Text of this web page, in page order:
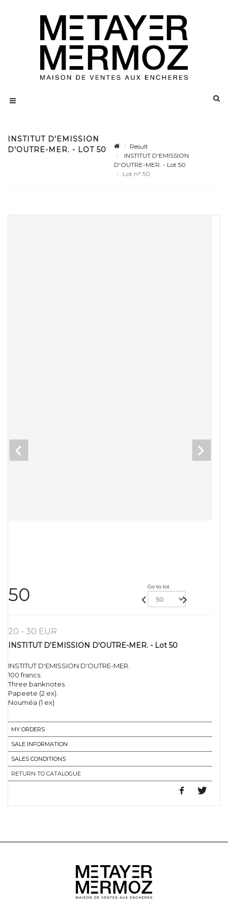
INSTITUT D'EMISSION
D'OUTRE-MER. - LOT 50
Result
INSTITUT D'EMISSION
D'OUTRE-MER. - Lot 50
Lot n° 50
50 Go to lot
20 - 30 EUR
INSTITUT D'EMISSION D'OUTRE-MER. - Lot 50
INSTITUT D'EMISSION D'OUTRE-MER.
100 francs.
Three banknotes.
Papeete (2 ex).
Nouméa (1 ex)
MY ORDERS
SALE INFORMATION
SALES CONDITIONS
RETURN TO CATALOGUE